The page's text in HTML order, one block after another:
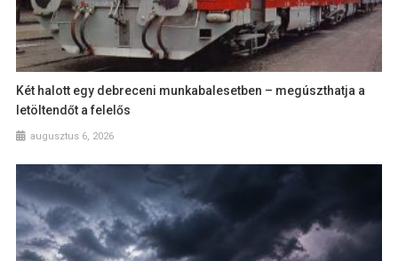
Két halott egy debreceni munkabalesetben – megúszthatja a
letöltendőt a felelős
augusztus 6, 2026